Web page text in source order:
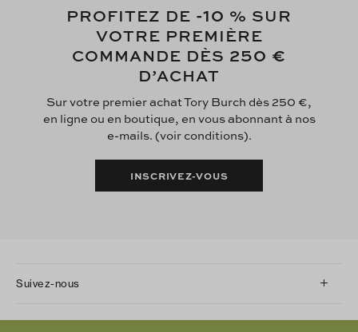
PROFITEZ DE -10 % SUR
VOTRE PREMIÈRE
COMMANDE DÈS 250 €
D’ACHAT
Sur votre premier achat Tory Burch dès 250 €,
en ligne ou en boutique, en vous abonnant à nos
e-mails. (voir conditions).
INSCRIVEZ-VOUS
Suivez-nous